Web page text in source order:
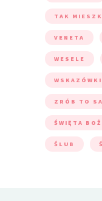
TAK
VENETA
WESELE
WSKAZÓWKI
ZRÓB TO
ŚWIĘTA
ŚLUB